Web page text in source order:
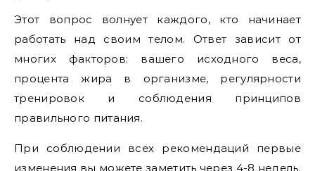
Этот вопрос волнует каждого, кто начинает
работать над своим телом. Ответ зависит от
многих факторов: вашего исходного веса,
процента жира в организме, регулярности
тренировок и соблюдения принципов
правильного питания.
При соблюдении всех рекомендаций первые
изменения вы можете заметить через 4-8 недель.